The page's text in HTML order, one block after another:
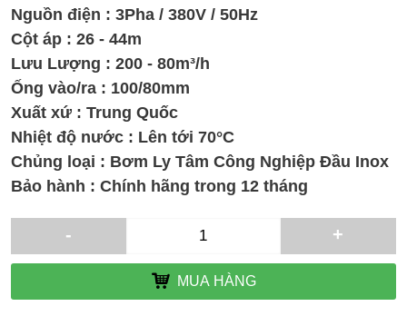
Nguồn điện : 3Pha / 380V / 50Hz
Cột áp : 26 - 44m
Lưu Lượng : 200 - 80m³/h
Ống vào/ra : 100/80mm
Xuất xứ : Trung Quốc
Nhiệt độ nước : Lên tới 70°C
Chủng loại : Bơm Ly Tâm Công Nghiệp Đầu Inox
Bảo hành : Chính hãng trong 12 tháng
- +
MUA HÀNG